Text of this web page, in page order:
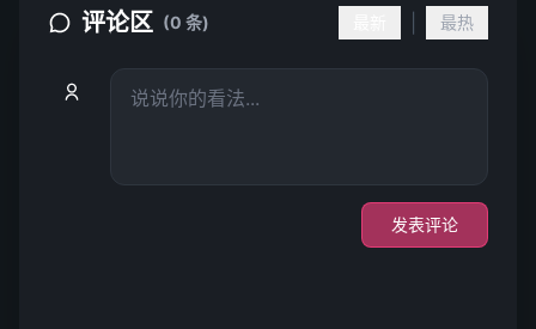
评论区 (0 条) 最热
发表评论